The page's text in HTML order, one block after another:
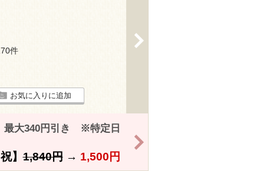
件
お気に入りに追加
最大340円引き ※特定日
】1,840円→ 1,500円